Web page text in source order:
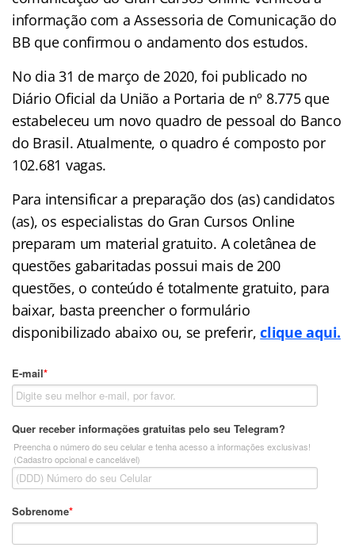
informação com a Assessoria de Comunicação do
BB que confirmou o andamento dos estudos.
No dia 31 de março de 2020, foi publicado no
Diário Oficial da União a Portaria de nº 8.775 que
estabeleceu um novo quadro de pessoal do Banco
do Brasil. Atualmente, o quadro é composto por
102.681 vagas.
Para intensificar a preparação dos (as) candidatos
(as), os especialistas do Gran Cursos Online
preparam um material gratuito. A coletânea de
questões gabaritadas possui mais de 200
questões, o conteúdo é totalmente gratuito, para
baixar, basta preencher o formulário
disponibilizado abaixo ou, se preferir,clique aqui.